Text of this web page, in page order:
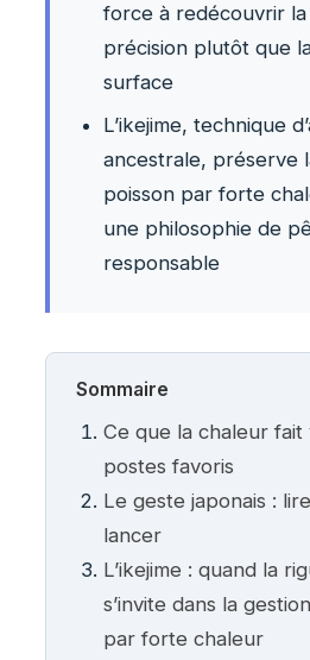
force à redécouvrir
précision plutôt que
surface
L’ikejime, technique
ancestrale, préserve
poisson par forte
une philosophie de
responsable
Sommaire
Ce que la chaleur fait
postes favoris
Le geste japonais :
lancer
L’ikejime : quand la
s’invite dans la
par forte chaleur